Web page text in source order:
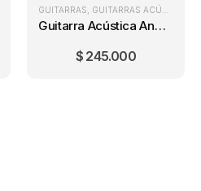
ENCORDADOS GUITARRA ELÉCTRICA,
GUITARRAS GUITARRAS ACÚSTICAS
Guitarra Acústica Andalucía Cedro + Forro
$ 245.000